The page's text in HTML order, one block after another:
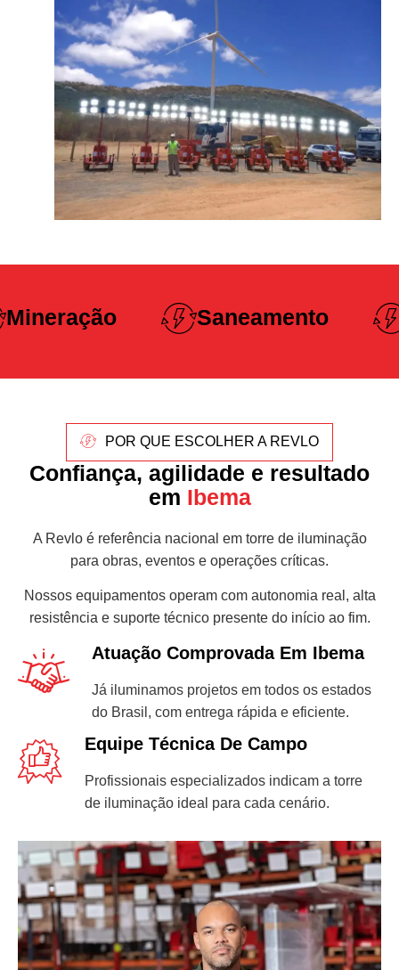
Saneamento
Construção
Pesada
POR QUE ESCOLHER A REVLO
Confiança, agilidade e resultado
em Ibema
A Revlo é referência nacional em torre de iluminação
para obras, eventos e operações críticas.
Nossos equipamentos operam com autonomia real, alta
resistência e suporte técnico presente do início ao fim.
Atuação Comprovada Em Ibema
Já iluminamos projetos em todos os estados
do Brasil, com entrega rápida e eficiente.
Equipe Técnica De Campo
Profissionais especializados indicam a torre
de iluminação ideal para cada cenário.